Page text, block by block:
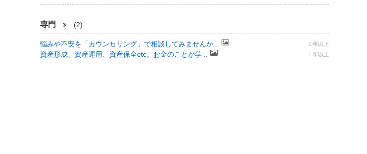
専門 (2)
悩みや不安を「カウンセリング」で相談してみませんか .. １年以上
資産形成、資産運用、資産保全etc。お金のことが学 .. １年以上